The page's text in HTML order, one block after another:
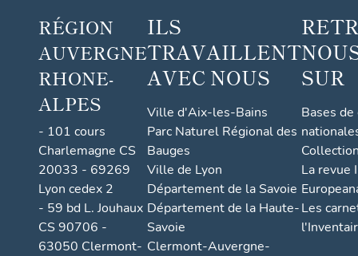
moins
feuilles était
une grange
Par la
sur ce
L'élevage
Un
des
est alors
130 têtes),
RÉGION
AUVERGNE
RHONE-
ALPES
- 101 cours
Charlemagne CS
20033 - 69269
Lyon cedex 2
- 59 bd L. Jouhaux
CS 90706 -
63050 Clermont-
ILS
TRAVAILLENT
AVEC NOUS
Ville d'Aix-les-Bains
Parc Naturel Régional des
Bauges
Ville de Lyon
Département de la Savoie
Département de la Haute-
Savoie
Clermont-Auvergne-
SUR
Bases
La revue
Les